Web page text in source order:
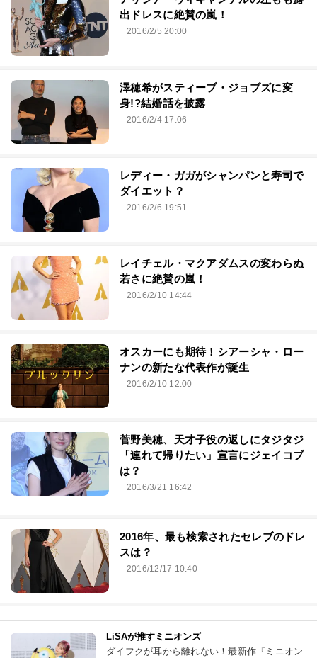
出ドレスに絶賛の嵐！
2016/2/5 20:00
澤穂希がスティーブ・ジョブズに変
身!?結婚話を披露
2016/2/4 17:06
レディー・ガガがシャンパンと寿司で
ダイエット？
2016/2/6 19:51
レイチェル・マクアダムスの変わらぬ
若さに絶賛の嵐！
2016/2/10 14:44
オスカーにも期待！シアーシャ・ロー
ナンの新たな代表作が誕生
2016/2/10 12:00
菅野美穂、天才子役の返しにタジタジ
「連れて帰りたい」宣言にジェイコブ
は？
2016/3/21 16:42
2016年、最も検索されたセレブのドレ
スは？
2016/12/17 10:40
LiSAが推すミニオンズ
ダイフクが耳から離れない！最新作『ミニオン